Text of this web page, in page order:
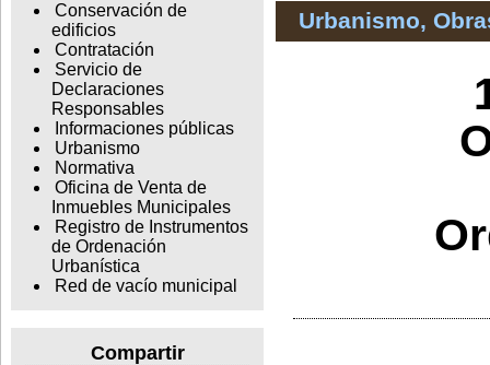
Conservación de
edificios
Contratación
Servicio de
Declaraciones
Responsables
Informaciones públicas
Urbanismo
Normativa
Oficina de Venta de
Inmuebles Municipales
Registro de Instrumentos
de Ordenación
Urbanística
Red de vacío municipal
Compartir
Urbanismo,